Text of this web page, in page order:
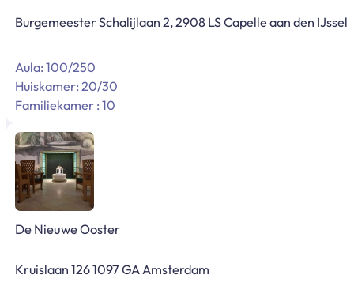
Burgemeester Schalijlaan 2, 2908 LS Capelle aan den IJssel
Aula: 100/250
Huiskamer: 20/30
Familiekamer : 10
De Nieuwe Ooster
Kruislaan 126 1097 GA Amsterdam